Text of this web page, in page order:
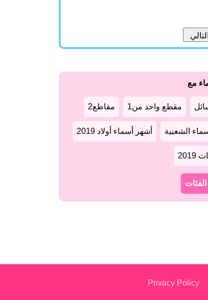
مع
مقطع واحد من1 مقاطع2
الشعبية أشهر أسماء أولاد 2019
Privacy Policy